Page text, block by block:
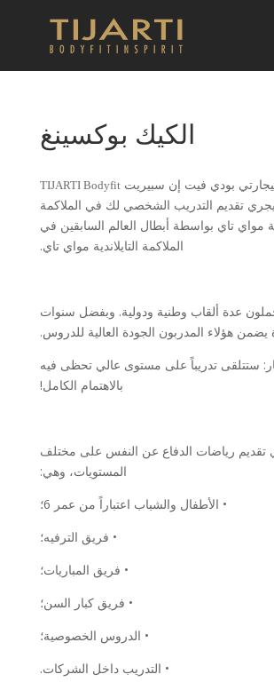
الكيك بوكسينغ
بودي فيت إن سبيريتTIJARTI Bodyfit
يجري تقديم التدريب الشخصي لك في الملاكمة
مواي تاي بواسطة أبطال العالم السابقين في
الملاكمة التايلاندية مواي تاي.
عدة ألقاب وطنية ودولية. وبفضل سنوات
يضمن هؤلاء المدربون الجودة العالية للدروس.
ستتلقى تدريباً على مستوى عالي تحظى فيه
بالاهتمام الكامل!
تقديم رياضات الدفاع عن النفس على مختلف
المستويات، وهي:
• الأطفال والشباب اعتباراً من عمر 6؛
• فريق الترفيه؛
• فريق المباريات؛
• فريق كبار السن؛
• الدروس الخصوصية؛
• التدريب داخل الشركات.